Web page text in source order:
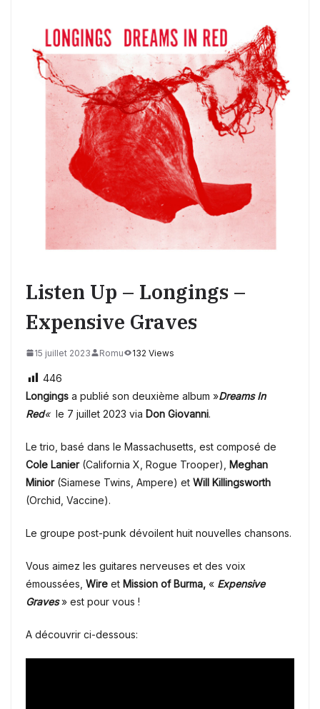
Listen Up – Longings –
Expensive Graves
15 juillet 2023 Romu 132 Views
446
Longings a publié son deuxième album »Dreams In
Red« le 7 juillet 2023 via Don Giovanni.
Le trio, basé dans le Massachusetts, est composé de
Cole Lanier(California X, Rogue Trooper), Meghan
Minior(Siamese Twins, Ampere) et Will Killingsworth
(Orchid, Vaccine).
Le groupe post-punk dévoilent huit nouvelles chansons.
Vous aimez les guitares nerveuses et des voix
émoussées, Wire et Mission of Burma, « Expensive
Graves» est pour vous !
A découvrir ci-dessous: